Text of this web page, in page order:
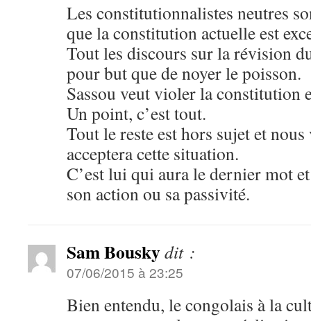
Les constitutionnalistes neutres
que la constitution actuelle est
Tout les discours sur la révision
pour but que de noyer le poisson.
Sassou veut violer la
Un point, c’est tout.
Tout le reste est hors sujet et
acceptera cette situation.
C’est lui qui aura le dernier mot
son action ou sa passivité.
Sam Bouskydit :
07/06/2015 à 23:25
Bien entendu, le congolais à la